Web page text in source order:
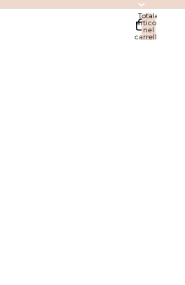
Totale
articoli
nel
carrello: